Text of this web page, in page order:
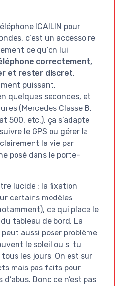
ICAILIN pour
c’est un accessoire
ce qu’on lui
correctement,
et rester discret.
puissant,
quelques secondes, et
(Mercedes Classe B,
500, etc.), ça s’adapte
le GPS ou gérer la
la vie par
posé dans le porte-
lucide : la fixation
certains modèles
ce qui place le
tableau de bord. La
aussi poser problème
le soleil ou si tu
les jours. On est sur
mais pas faits pour
Donc ce n’est pas